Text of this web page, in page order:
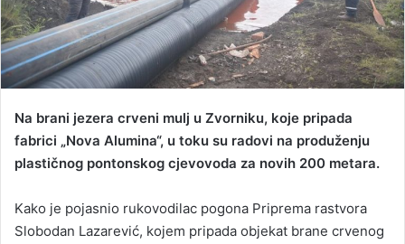
l
Na brani jezera crveni mulj u Zvorniku, koje pripada
fabrici „Nova Alumina“, u toku su radovi na produženju
plastičnog pontonskog cjevovoda za novih 200 metara.
Kako je pojasnio rukovodilac pogona Priprema rastvora
Slobodan Lazarević, kojem pripada objekat brane crvenog